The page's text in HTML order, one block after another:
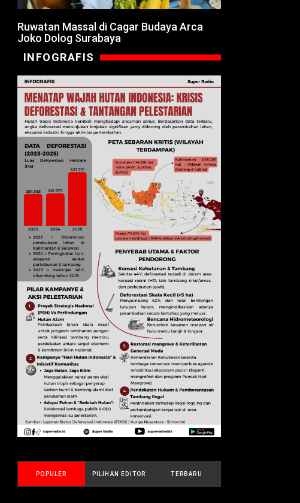
Ruwatan Massal di Cagar Budaya Arca
Joko Dolog Surabaya
INFOGRAFIS
POPULER PILIHAN EDITOR TERBARU